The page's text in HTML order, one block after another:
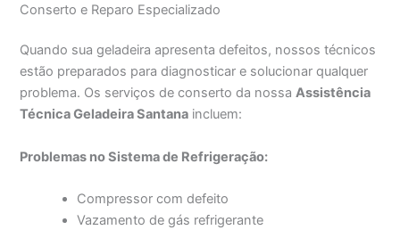
Conserto e Reparo Especializado
Quando sua geladeira apresenta defeitos, nossos técnicos
estão preparados para diagnosticar e solucionar qualquer
problema. Os serviços de conserto da nossaAssistência
Técnica Geladeira Santana incluem:
Problemas no Sistema de Refrigeração:
Compressor com defeito
Vazamento de gás refrigerante